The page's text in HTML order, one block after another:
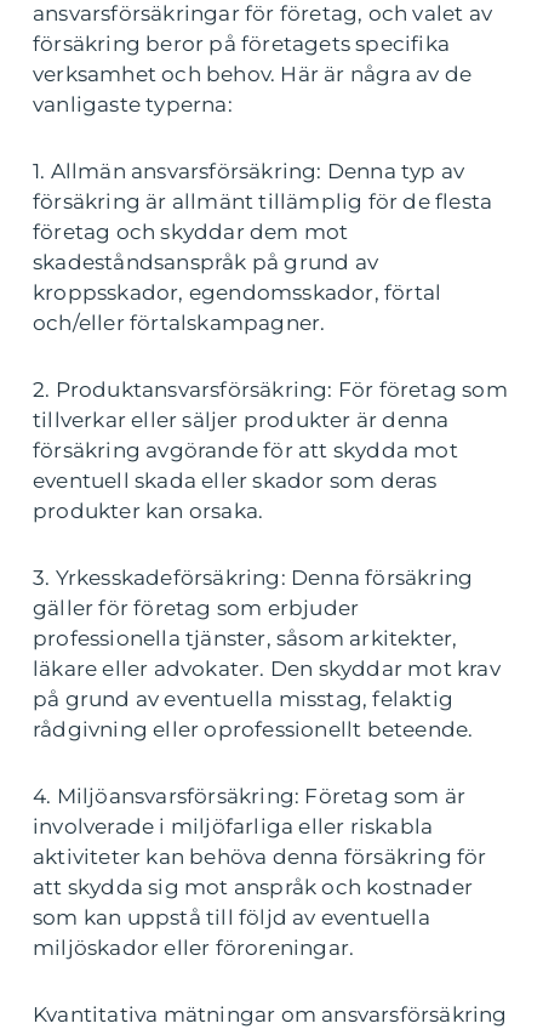
ansvarsförsäkringar för företag, och valet av
försäkring beror på företagets specifika
verksamhet och behov. Här är några av de
vanligaste typerna:
1. Allmän ansvarsförsäkring: Denna typ av
försäkring är allmänt tillämplig för de flesta
företag och skyddar dem mot
skadeståndsanspråk på grund av
kroppsskador, egendomsskador, förtal
och/eller förtalskampagner.
2. Produktansvarsförsäkring: För företag som
tillverkar eller säljer produkter är denna
försäkring avgörande för att skydda mot
eventuell skada eller skador som deras
produkter kan orsaka.
3. Yrkesskadeförsäkring: Denna försäkring
gäller för företag som erbjuder
professionella tjänster, såsom arkitekter,
läkare eller advokater. Den skyddar mot krav
på grund av eventuella misstag, felaktig
rådgivning eller oprofessionellt beteende.
4. Miljöansvarsförsäkring: Företag som är
involverade i miljöfarliga eller riskabla
aktiviteter kan behöva denna försäkring för
att skydda sig mot anspråk och kostnader
som kan uppstå till följd av eventuella
miljöskador eller föroreningar.
Kvantitativa mätningar om ansvarsförsäkring